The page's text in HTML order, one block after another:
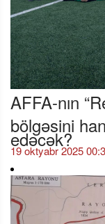
AFFA-nın
bölgəsini
edəcək?
19 oktyabr 2025